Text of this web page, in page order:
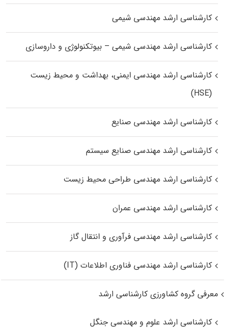
کارشناسی ارشد مهندسی شیمی
کارشناسی ارشد مهندسی شیمی – بیوتکنولوژی و داروسازی
کارشناسی ارشد مهندسی ایمنی، بهداشت و محیط زیست
(HSE)
کارشناسی ارشد مهندسی صنایع
کارشناسی ارشد مهندسی صنایع سیستم
کارشناسی ارشد مهندسی طراحی محیط زیست
کارشناسی ارشد مهندسی عمران
کارشناسی ارشد مهندسی فرآوری و انتقال گاز
کارشناسی ارشد مهندسی فناوری اطلاعات (IT)
معرفی گروه کشاورزی کارشناسی ارشد
کارشناسی ارشد علوم و مهندسی جنگل